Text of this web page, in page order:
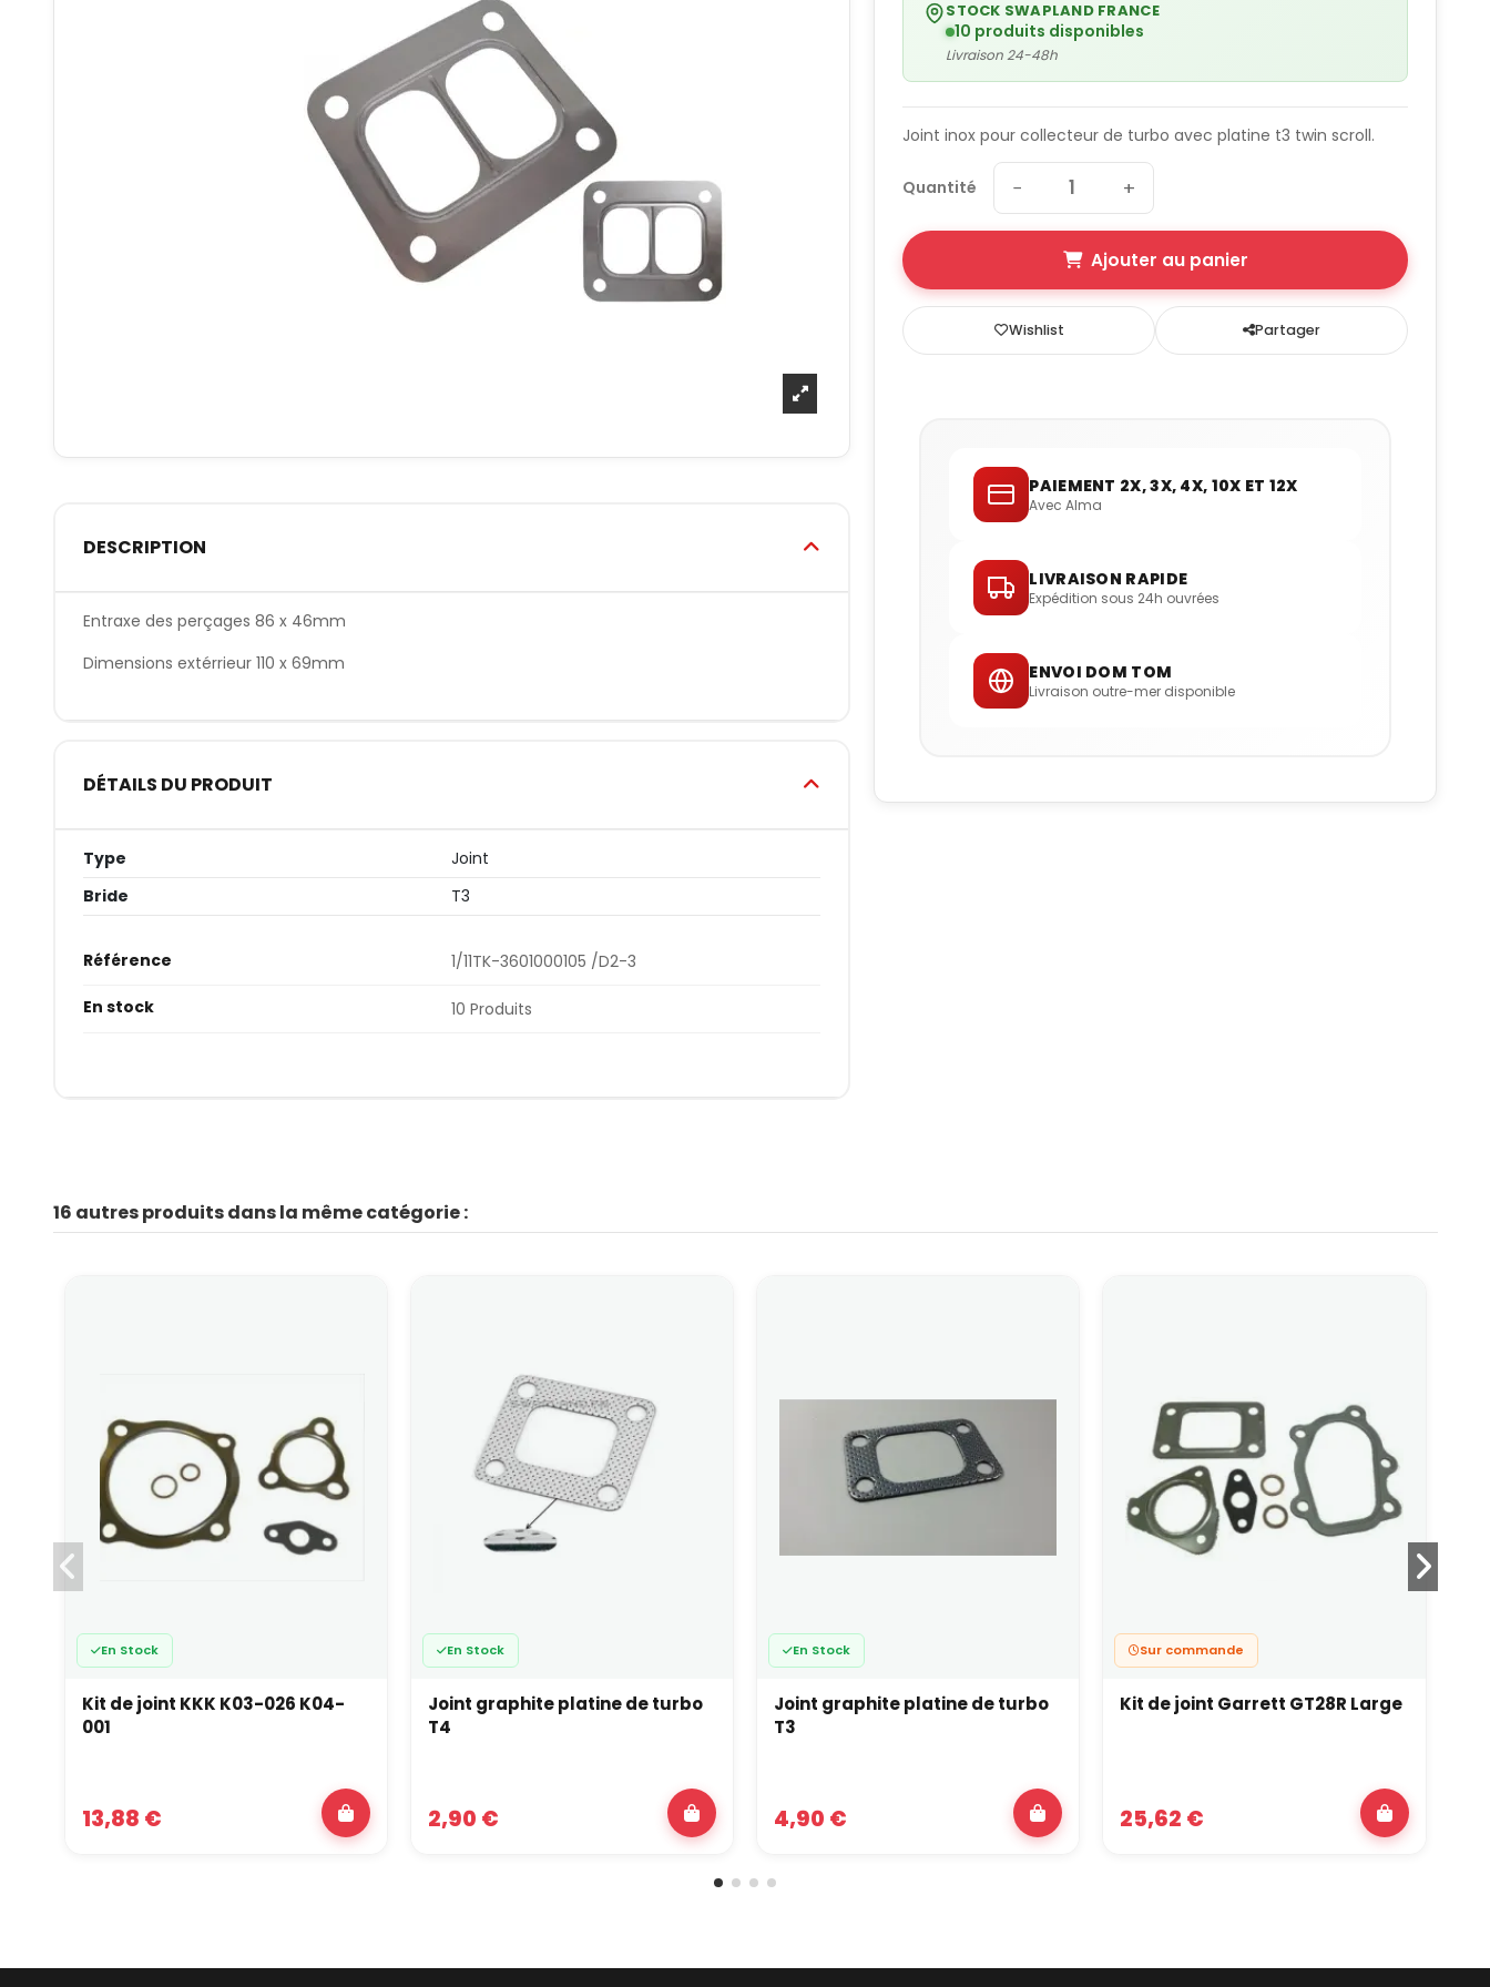
DESCRIPTION
Entraxe des perçages 86 x 46mm
Dimensions extérrieur 110 x 69mm
DÉTAILS DU PRODUIT
Type
Joint
Bride
T3
Référence 1/11TK-3601000105 /D2-3
En stock 10 Produits
STOCK SWAPLAND FRANCE
10 produits disponibles
Livraison 24-48h
Joint inox pour collecteur de turbo avec platine t3 twin scroll.
Quantité − +
Ajouter au panier
Wishlist Partager
PAIEMENT 2X, 3X, 4X, 10X ET 12X
Avec Alma
LIVRAISON RAPIDE
Expédition sous 24h ouvrées
ENVOI DOM TOM
Livraison outre-mer disponible
16 autres produits dans la même catégorie :
En Stock
Kit de joint KKK K03-026 K04-
001
13,88 €
En Stock
Joint graphite platine de turbo
T4
2,90 €
En Stock
Joint graphite platine de turbo
T3
4,90 €
Sur commande
Kit de joint Garrett GT28R Large
25,62 €